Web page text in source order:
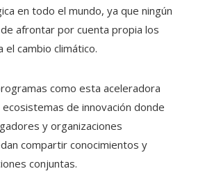
en todo el mundo, ya que ningún
afrontar por cuenta propia los
el cambio climático.
como esta aceleradora
de innovación donde
y organizaciones
compartir conocimientos y
conjuntas.